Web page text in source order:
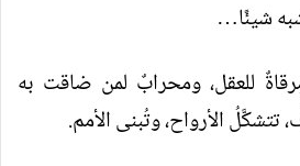
شيئًا…
للعقل، ومحرابٌ لمن ضاقت به
تتشكَّلُ الأرواح، وتُبنى الأمم.